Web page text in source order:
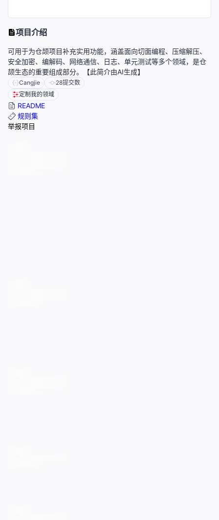
项目介绍
可用于为仓颉项目补充实用功能，涵盖面向切面编程、压缩解压、
安全加密、编解码、网络通信、日志、单元测试等多个领域，是仓
颉生态的重要组成部分。【此简介由AI生成】
Cangjie 28提交数
定制我的领域
README
规则集
举报项目